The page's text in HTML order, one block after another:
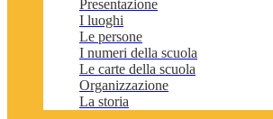
Presentazione
I luoghi
Le persone
I numeri della scuola
Le carte della scuola
Organizzazione
La storia